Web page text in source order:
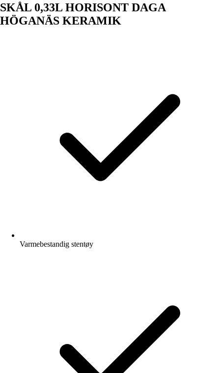
SKÅL 0,33L HORISONT DAGA
HÖGANÄS KERAMIK
Varmebestandig stentøy